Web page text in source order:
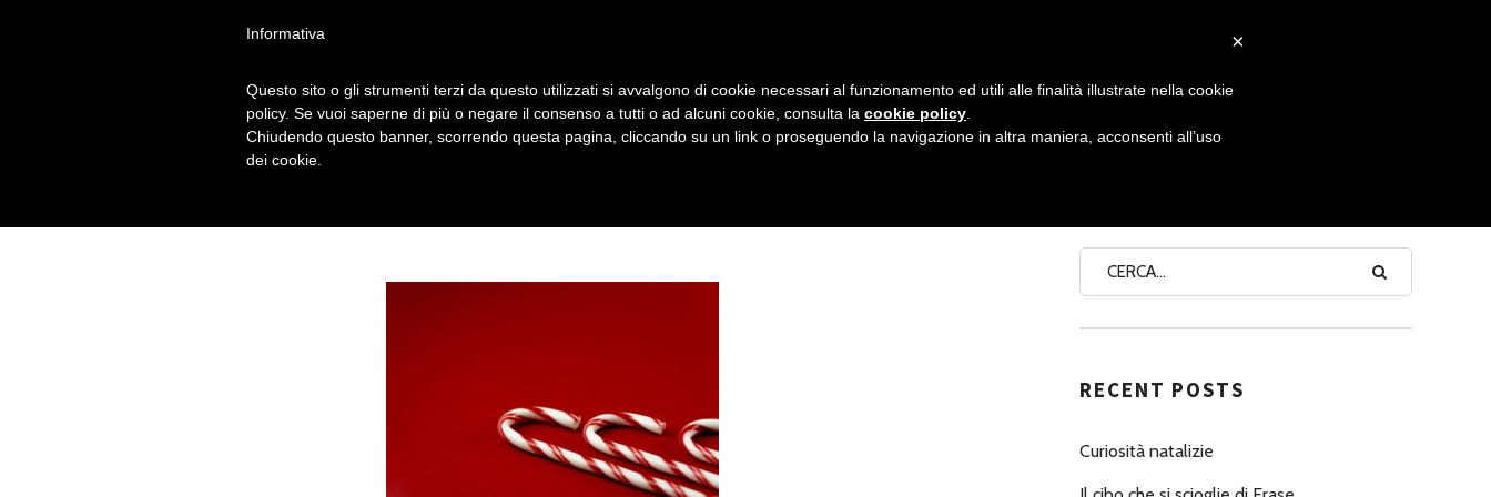
A
V
G
N
E
NONNO PASTICCIERE
CANDY-CANES-6817768_960_720
RECENT POSTS
Curiosità natalizie
×
Informativa
Questo sito o gli strumenti terzi da questo utilizzati si avvalgono di cookie necessari al funzionamento ed utili alle finalità illustrate nella cookie
policy. Se vuoi saperne di più o negare il consenso a tutti o ad alcuni cookie, consulta la cookie policy
Chiudendo questo banner, scorrendo questa pagina, cliccando su un link o proseguendo la navigazione in altra maniera, acconsenti all’uso
dei cookie.